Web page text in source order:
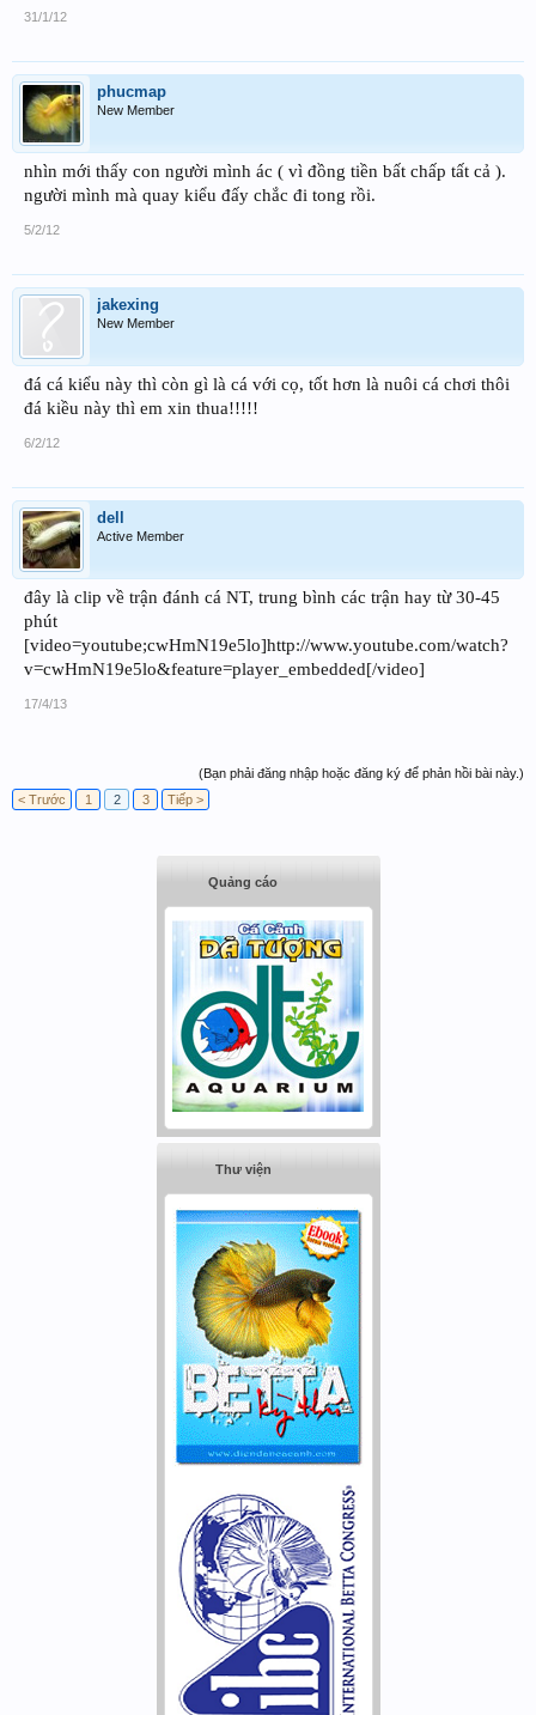
31/1/12
phucmap
New Member
nhìn mới thấy con người mình ác ( vì đồng tiền bất chấp tất cả ).
người mình mà quay kiểu đấy chắc đi tong rồi.
5/2/12
jakexing
New Member
đá cá kiểu này thì còn gì là cá với cọ, tốt hơn là nuôi cá chơi thôi
đá kiều này thì em xin thua!!!!!
6/2/12
dell
Active Member
đây là clip về trận đánh cá NT, trung bình các trận hay từ 30-45
phút
[video=youtube;cwHmN19e5lo]http://www.youtube.com/watch?
v=cwHmN19e5lo&feature=player_embedded[/video]
17/4/13
(Bạn phải đăng nhập hoặc đăng ký để phản hồi bài này.)
< Trước
1 2 3 Tiếp >
Quảng cáo
Thư viện